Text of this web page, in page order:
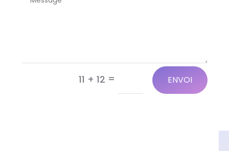
11 + 12 = ENVOI